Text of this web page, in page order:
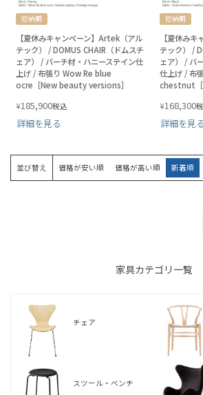
短納期
【夏休みキャンペーン】Artek（アル
テック） / DOMUS CHAIR（ドムスチ
ェア） / バーチ材・ハニーステイン仕
上げ / 布張り Wow Re blue
ocre［New beauty versions］
¥185,900税込
詳細を見る
短納期
【夏休み
テック） /
ェア） / バ
仕上げ / 布
chestnut［
¥168,300
詳細を見る
並び替え 価格が安い順 価格が高い順 新着順
家具カテゴリ一覧
チェア
スツール・ベンチ